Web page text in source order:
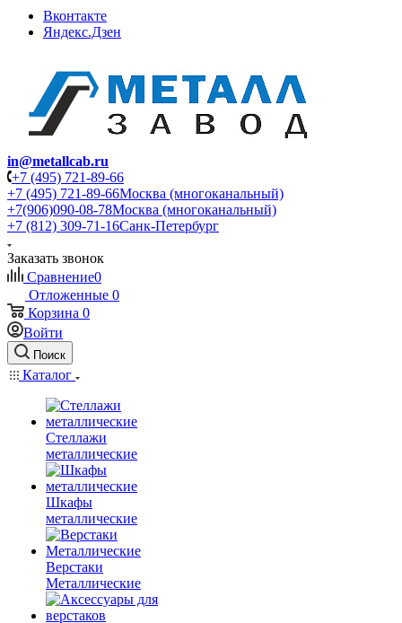
Вконтакте
Яндекс.Дзен
in@metallcab.ru
+7 (495) 721-89-66
+7 (495) 721-89-66Москва (многоканальный)
+7(906)090-08-78Москва (многоканальный)
+7 (812) 309-71-16Санк-Петербург
Заказать звонок
Сравнение0
Отложенные 0
Корзина 0
Войти
Поиск
Каталог
Стеллажи
металлические
Шкафы
металлические
Верстаки
Металлические